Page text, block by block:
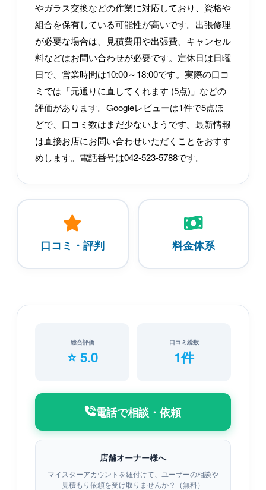
やガラス交換などの作業に対応しており、資格や
組合を保有している可能性が高いです。出張修理
が必要な場合は、見積費用や出張費、キャンセル
料などはお問い合わせが必要です。定休日は日曜
日で、営業時間は10:00～18:00です。実際の口コ
ミでは「元通りに直してくれます (5点)」などの
評価があります。Googleレビューは1件で5点ほ
どで、口コミ数はまだ少ないようです。最新情報
は直接お店にお問い合わせいただくことをおすす
めします。電話番号は042-523-5788です。
口コミ・評判 料金体系
総合評価
⭐ 5.0
口コミ総数
1件
電話で相談・依頼
店舗オーナー様へ
マイスターアカウントを紐付けて、ユーザーの相談や
見積もり依頼を受け取りませんか？（無料）